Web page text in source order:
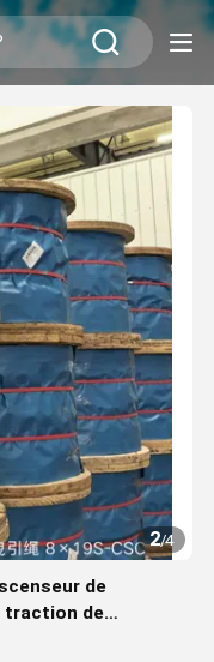
2/4
de
traction de
14 mm